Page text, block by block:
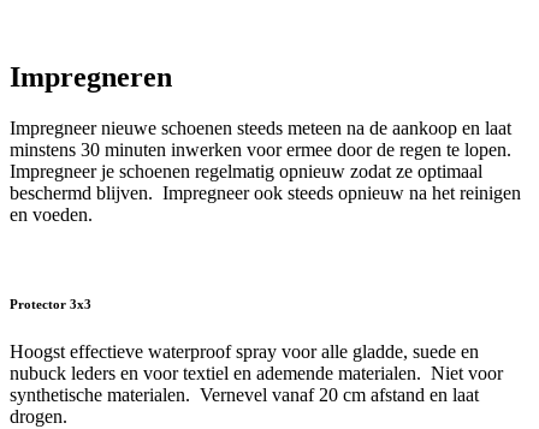
Impregneren
Impregneer nieuwe schoenen steeds meteen na de aankoop en laat
minstens 30 minuten inwerken voor ermee door de regen te lopen.
Impregneer je schoenen regelmatig opnieuw zodat ze optimaal
beschermd blijven. Impregneer ook steeds opnieuw na het reinigen
en voeden.
Protector 3x3
Hoogst effectieve waterproof spray voor alle gladde, suede en
nubuck leders en voor textiel en ademende materialen. Niet voor
synthetische materialen. Vernevel vanaf 20 cm afstand en laat
drogen.